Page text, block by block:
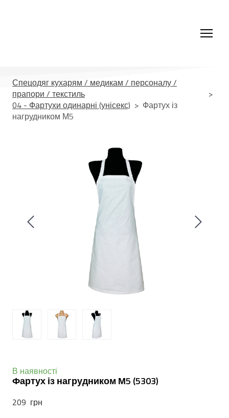
Спецодяг кухарям / медикам / персоналу /
прапори / текстиль
04 - Фартухи одинарні (унісекс)
Фартух із
нагрудником М5
В наявності
Фартух із нагрудником М5 (5303)
209  грн